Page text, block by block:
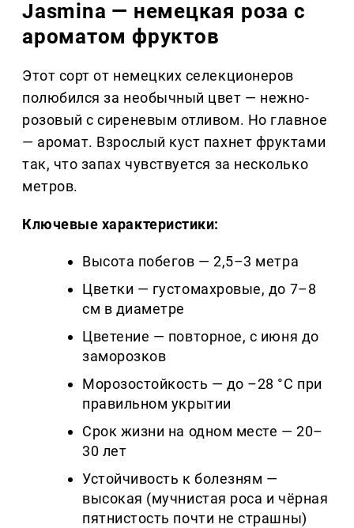
Jasmina — немецкая роза с
ароматом фруктов
Этот сорт от немецких селекционеров
полюбился за необычный цвет — нежно-
розовый с сиреневым отливом. Но главное
— аромат. Взрослый куст пахнет фруктами
так, что запах чувствуется за несколько
метров.
Ключевые характеристики:
Высота побегов — 2,5–3 метра
Цветки — густомахровые, до 7–8
см в диаметре
Цветение — повторное, с июня до
заморозков
Морозостойкость — до –28 °C при
правильном укрытии
Срок жизни на одном месте — 20–
30 лет
Устойчивость к болезням —
высокая (мучнистая роса и чёрная
пятнистость почти не страшны)